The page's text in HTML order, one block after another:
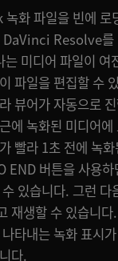
화 파일을 빈에 로
DaVinci Resolve를
는 미디어 파일이 여
파일을 편집할 수
뷰어가 자동으로
에 녹화된 미디어
빨라 1초 전에 녹
END 버튼을 사용하
있습니다. 그런 다
재생할 수 있습니
타내는 녹화 표시
다.